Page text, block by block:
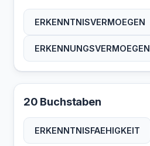
ERKENNTNISVERMOEGEN
ERKENNUNGSVERMOEGEN
20 Buchstaben
ERKENNTNISFAEHIGKEIT